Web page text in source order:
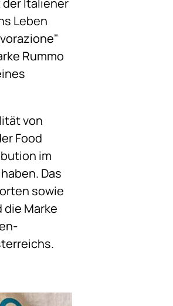
der Italiener
Leben
Rummo
von
Food
im
Das
sowie
die Marke